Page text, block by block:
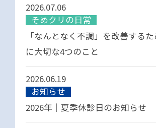
2026.07.06
そめクリの日常
「なんとなく不調」を改善する
に大切な4つのこと
2026.06.19
お知らせ
2026年｜夏季休診日のお知らせ